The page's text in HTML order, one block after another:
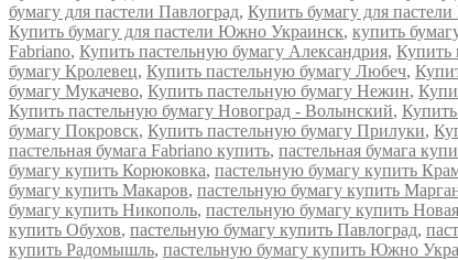
бумагу для пастели Павлоград, Купить бумагу для пастели
Купить бумагу для пастели Южно Украинск, купить
Fabriano, Купить пастельную бумагу Александрия, Купить
бумагу Кролевец, Купить пастельную бумагу Любеч,
бумагу Мукачево, Купить пастельную бумагу Нежин,
Купить пастельную бумагу Новоград - Волынский,
бумагу Покровск, Купить пастельную бумагу Прилуки,
пастельная бумага Fabriano купить, пастельная бумага
бумагу купить Корюковка, пастельную бумагу купить
бумагу купить Макаров, пастельную бумагу купить
бумагу купить Никополь, пастельную бумагу купить
купить Обухов, пастельную бумагу купить Павлоград,
купить Радомышль, пастельную бумагу купить Южно